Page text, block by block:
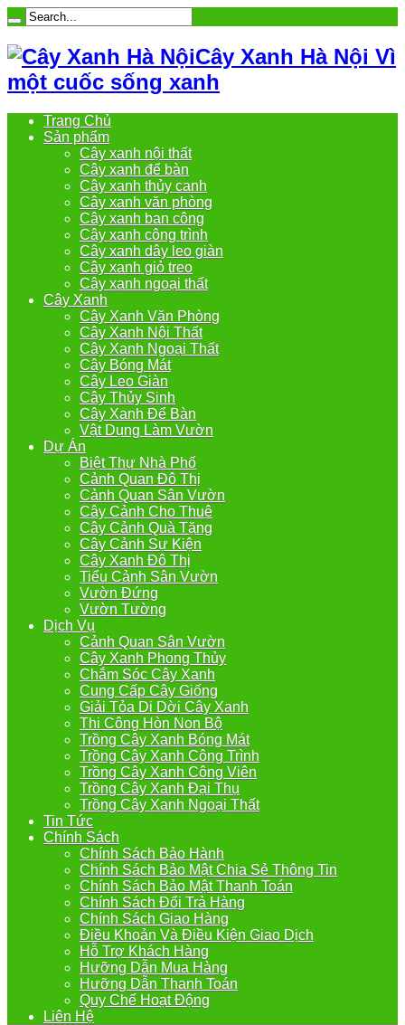
Cây Xanh Hà Nội Vì
một cuốc sống xanh
Trang Chủ
Sản phẩm
Cây xanh nội thất
Cây xanh để bàn
Cây xanh thủy canh
Cây xanh văn phòng
Cây xanh ban công
Cây xanh công trình
Cây xanh dây leo giàn
Cây xanh giỏ treo
Cây xanh ngoại thất
Cây Xanh
Cây Xanh Văn Phòng
Cây Xanh Nội Thất
Cây Xanh Ngoại Thất
Cây Bóng Mát
Cây Leo Giàn
Cây Thủy Sinh
Cây Xanh Để Bàn
Vật Dụng Làm Vườn
Dự Án
Biệt Thự Nhà Phố
Cảnh Quan Đô Thị
Cảnh Quan Sân Vườn
Cây Cảnh Cho Thuê
Cây Cảnh Quà Tặng
Cây Cảnh Sự Kiện
Cây Xanh Đô Thị
Tiểu Cảnh Sân Vườn
Vườn Đứng
Vườn Tường
Dịch Vụ
Cảnh Quan Sân Vườn
Cây Xanh Phong Thủy
Chắm Sóc Cây Xanh
Cung Cấp Cây Giống
Giải Tỏa Di Dời Cây Xanh
Thi Công Hòn Non Bộ
Trồng Cây Xanh Bóng Mát
Trồng Cây Xanh Công Trình
Trồng Cây Xanh Công Viên
Trồng Cây Xanh Đại Thụ
Trồng Cây Xanh Ngoại Thất
Tin Tức
Chính Sách
Chính Sách Bảo Hành
Chính Sách Bảo Mật Chia Sẻ Thông Tin
Chính Sách Bảo Mật Thanh Toán
Chính Sách Đổi Trả Hàng
Chính Sách Giao Hàng
Điều Khoản Và Điều Kiện Giao Dịch
Hỗ Trợ Khách Hàng
Hưỡng Dẫn Mua Hàng
Hưỡng Dẫn Thanh Toán
Quy Chế Hoạt Động
Liên Hệ